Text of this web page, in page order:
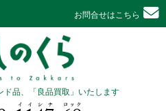
お問合せはこちら
ド品、「良品買取」いたします